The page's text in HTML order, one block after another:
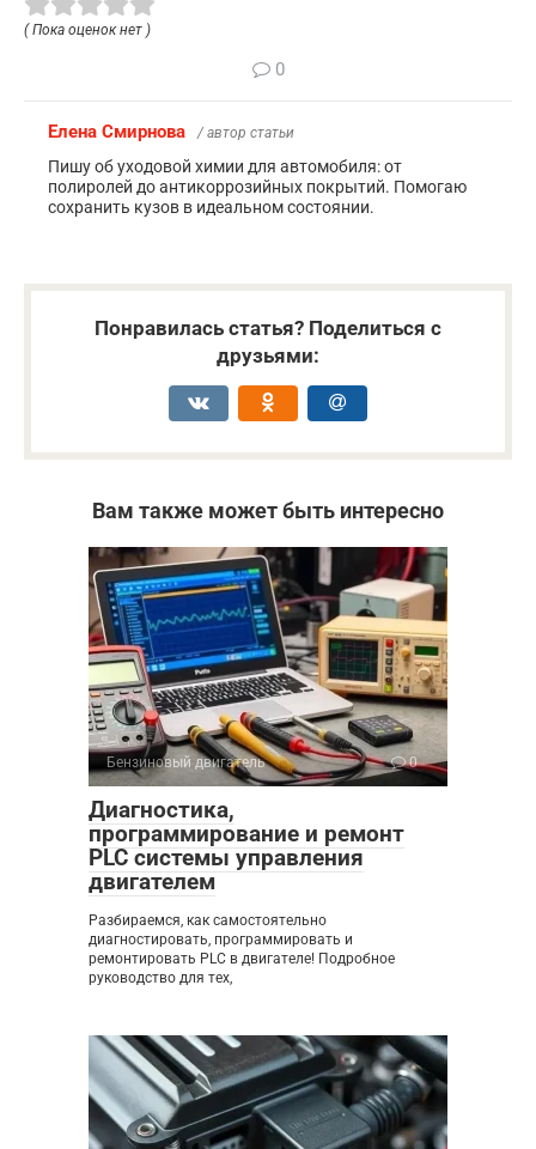
( Пока оценок нет )
0
Елена Смирнова / автор статьи
Пишу об уходовой химии для автомобиля: от
полиролей до антикоррозийных покрытий. Помогаю
сохранить кузов в идеальном состоянии.
Понравилась статья? Поделиться с
друзьями:
Вам также может быть интересно
Бензиновый двигатель 0
Диагностика,
программирование и ремонт
PLC системы управления
двигателем
Разбираемся, как самостоятельно
диагностировать, программировать и
ремонтировать PLC в двигателе! Подробное
руководство для тех,